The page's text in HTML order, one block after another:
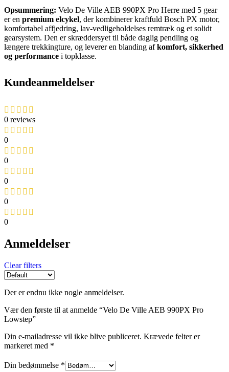
Opsummering: Velo De Ville AEB 990PX Pro Herre med 5 gear
er en premium elcykel, der kombinerer kraftfuld Bosch PX motor,
komfortabel affjedring, lav-vedligeholdelses remtræk og et solidt
gearsystem. Den er skræddersyet til både daglig pendling og
længere trekkingture, og leverer en blanding afkomfort, sikkerhed
og performance i topklasse.
Kundeanmeldelser
0 reviews
0
0
0
0
0
Anmeldelser
Clear filters
Der er endnu ikke nogle anmeldelser.
Vær den første til at anmelde “Velo De Ville AEB 990PX Pro
Lowstep”
Din e-mailadresse vil ikke blive publiceret. Krævede felter er
markeret med *
Din bedømmelse *